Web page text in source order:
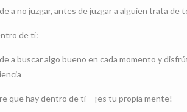
a no juzgar, antes de juzgar a alguien trata
de ti:
a buscar algo bueno en cada momento y
que hay dentro de ti – ¡es tu propia mente!